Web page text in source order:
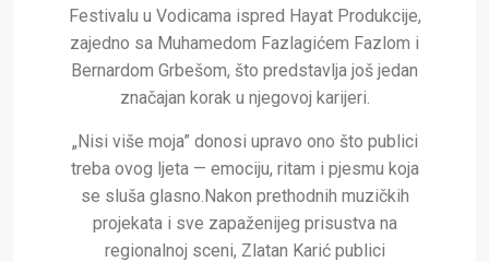
Festivalu u Vodicama ispred Hayat Produkcije,
zajedno sa Muhamedom Fazlagićem Fazlom i
Bernardom Grbešom, što predstavlja još jedan
značajan korak u njegovoj karijeri.
„Nisi više moja” donosi upravo ono što publici
treba ovog ljeta — emociju, ritam i pjesmu koja
se sluša glasno.Nakon prethodnih muzičkih
projekata i sve zapaženijeg prisustva na
regionalnoj sceni, Zlatan Karić publici